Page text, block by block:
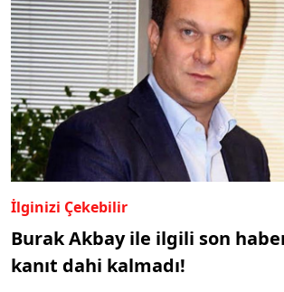
İlginizi Çekebilir
Burak Akbay ile ilgili son
kanıt dahi kalmadı!